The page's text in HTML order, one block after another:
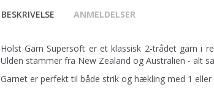
BESKRIVELSE ANMELDELSER
Holst Garn Supersoft er et klassisk 2-trådet garn i
Ulden stammer fra New Zealand og Australien - alt
Garnet er perfekt til både strik og hækling med 1